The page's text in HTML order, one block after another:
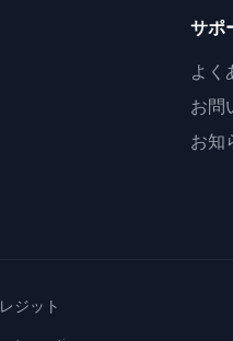
サポ
よく
お問
お知
ジット